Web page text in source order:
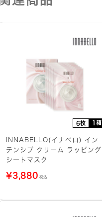
6枚 1箱
INNABELLO(イナベロ) イン
テンシブ クリーム ラッピング
シートマスク
¥3,880 税込